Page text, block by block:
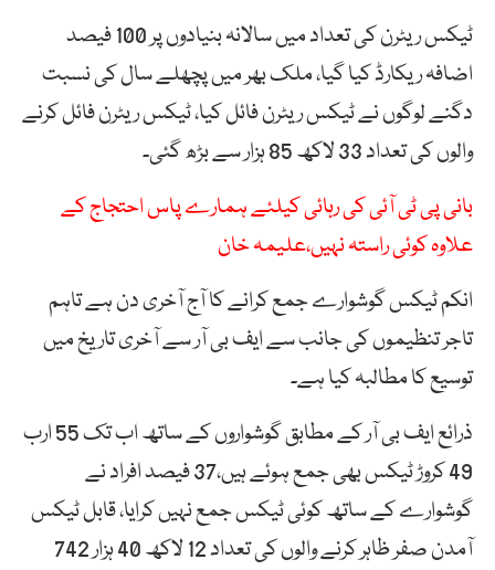
ٹیکس ریٹرن کی تعداد میں سالانہ بنیادوں پر 100 فیصد
اضافہ ریکارڈ کیا گیا، ملک بھر میں پچھلے سال کی نسبت
دگنے لوگوں نے ٹیکس ریٹرن فائل کیا، ٹیکس ریٹرن فائل کرنے
والوں کی تعداد 33 لاکھ 85 ہزار سے بڑھ گئی۔
بانی پی ٹی آئی کی رہائی کیلئے ہمارے پاس احتجاج کے
علاوہ کوئی راستہ نہیں،علیمہ خان
انکم ٹیکس گوشوارے جمع کرانے کا آج آخری دن ہے تاہم
تاجر تنظیموں کی جانب سے ایف بی آر سے آخری تاریخ میں
توسیع کا مطالبہ کیا ہے۔
ذرائع ایف بی آر کے مطابق گوشواروں کے ساتھ اب تک 55 ارب
49 کروڑ ٹیکس بھی جمع ہوئے ہیں،37 فیصد افراد نے
گوشوارے کے ساتھ کوئی ٹیکس جمع نہیں کرایا، قابل ٹیکس
آمدن صفر ظاہر کرنے والوں کی تعداد 12 لاکھ 40 ہزار 742